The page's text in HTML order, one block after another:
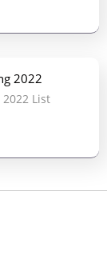
2022
2022 List